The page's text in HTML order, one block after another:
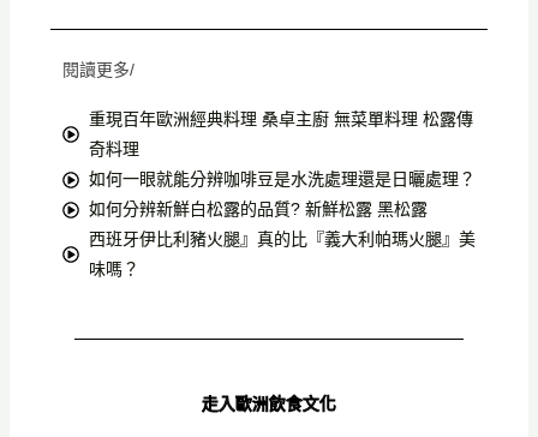
閱讀更多/
重現百年歐洲經典料理 桑卓主廚 無菜單料理 松露傳
奇料理
如何一眼就能分辨咖啡豆是水洗處理還是日曬處理？
如何分辨新鮮白松露的品質? 新鮮松露 黑松露
西班牙伊比利豬火腿』真的比『義大利帕瑪火腿』美
味嗎？
走入歐洲飲食文化